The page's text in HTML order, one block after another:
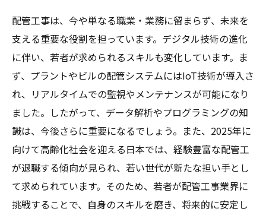
配管工事は、今や単なる職業・業務に留まらず、未来を
支える重要な役割を担っています。デジタル技術の進化
に伴い、若者が求められるスキルも変化しています。ま
ず、プラントやビルの配管システムにはIoT技術が導入さ
れ、リアルタイムでの監視やメンテナンスが可能になり
ました。したがって、データ解析やプログラミングの知
識は、今後さらに重要になるでしょう。また、2025年に
向けて高齢化社会を迎える日本では、経験豊富な配管工
が退職する傾向が見られ、若い世代が新たな担い手とし
て求められています。そのため、若者が配管工事業界に
挑戦することで、自身のスキルを磨き、将来的に安定し